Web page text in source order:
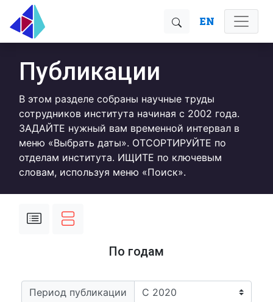
EN
Публикации
В этом разделе собраны научные труды
сотрудников института начиная с 2002 года.
ЗАДАЙТЕ нужный вам временной интервал в
меню «Выбрать даты». ОТСОРТИРУЙТЕ по
отделам института. ИЩИТЕ по ключевым
словам, используя меню «Поиск».
По годам
Период публикации